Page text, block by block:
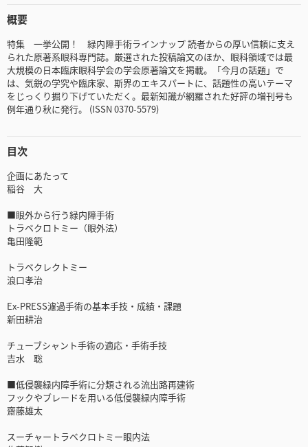
概要
特集 一挙公開！ 緑内障手術ラインナップ 読者からの厚い信頼に支え
られた原著系眼科専門誌。厳選された投稿論文のほか、眼科領域では最
大規模の日本臨床眼科学会の学会原著論文を掲載。「今月の話題」で
は、気鋭の学究や臨床家、斯界のエキスパートに、話題性の高いテーマ
をじっくり掘り下げていただく。最新知識が網羅された好評の増刊号も
例年通り秋に発行。 (ISSN 0370-5579)
目次
企画にあたって
稲谷 大
■眼外から行う緑内障手術
トラベクロトミー（眼外法）
亀田隆範
トラベクレクトミー
浪口孝治
Ex-PRESS濾過手術の基本手技・成績・課題
新田耕治
チューブシャント手術の適応・手術手技
吉水 聡
■低侵襲緑内障手術に分類される流出路再建術
フックやブレードを用いる低侵襲緑内障手術
齋藤雄太
スーチャートラベクロトミー眼内法